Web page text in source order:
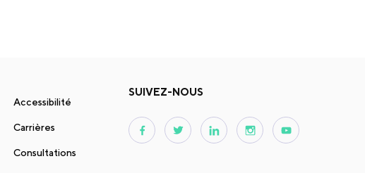
Accessibilité
Carrières
Consultations
SUIVEZ-NOUS